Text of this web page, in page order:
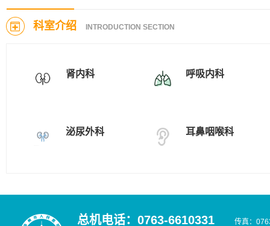
科室介绍 INTRODUCTION SECTION
肾内科 呼吸内科
泌尿外科 耳鼻咽喉科
总机电话：0763-6610331 传真：